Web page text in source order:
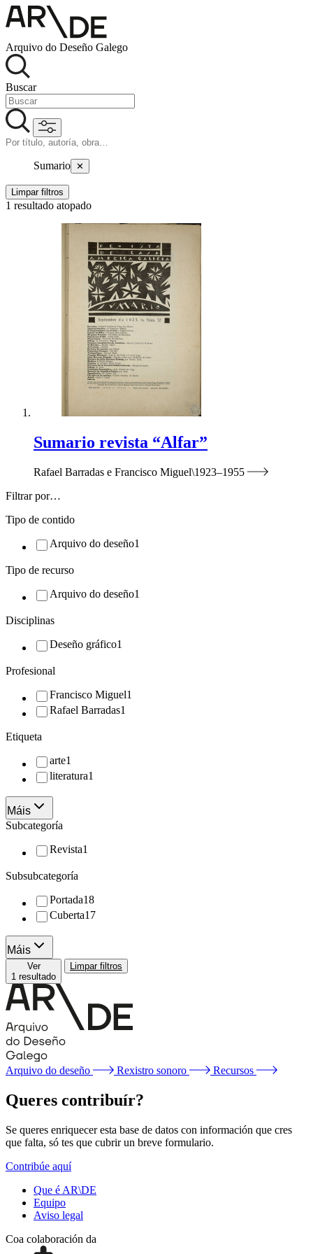
Arquivo do Deseño Galego
Buscar
Sumario ✕
Limpar filtros
1 resultado atopado
Sumario revista “Alfar”
Rafael Barradas e Francisco Miguel 1923–1955
Filtrar por…
Tipo de contido
Arquivo do deseño1
Tipo de recurso
Arquivo do deseño1
Disciplinas
Deseño gráfico1
Profesional
Francisco Miguel1
Rafael Barradas1
Etiqueta
arte1
literatura1
Máis
Subcategoría
Revista1
Subsubcategoría
Portada18
Cuberta17
Máis
Ver
1 resultado
Limpar filtros
Arquivo do deseño Rexistro sonoro Recursos
Queres contribuír?
Se queres enriquecer esta base de datos con información que cres
que falta, só tes que cubrir un breve formulario.
Contribúe aquí
Que é AR\DE
Equipo
Aviso legal
Coa colaboración da